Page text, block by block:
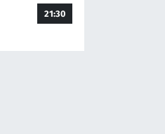
21:30